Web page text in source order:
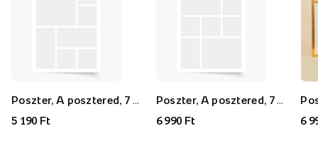
5 190 Ft
6 990 Ft
6